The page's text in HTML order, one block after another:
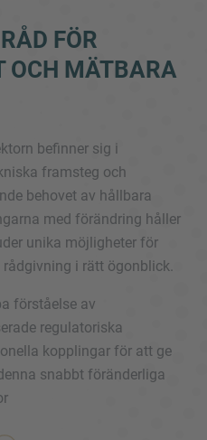
FÖR
OCH MÄTBARA
befinner sig i
framsteg och
behovet av hållbara
med förändring håller
unika möjligheter för
i rätt ögonblick.
förståelse av
regulatoriska
kopplingar för att ge
snabbt föränderliga
att du har läst och
Notice och Cookie Policy